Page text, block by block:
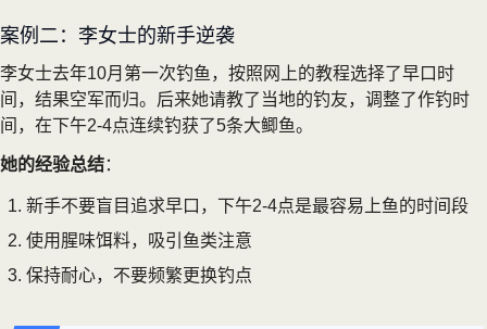
案例二：李女士的新手逆袭
李女士去年10月第一次钓鱼，按照网上的教程选择了早口时
间，结果空军而归。后来她请教了当地的钓友，调整了作钓时
间，在下午2-4点连续钓获了5条大鲫鱼。
她的经验总结：
新手不要盲目追求早口，下午2-4点是最容易上鱼的时间段
使用腥味饵料，吸引鱼类注意
保持耐心，不要频繁更换钓点